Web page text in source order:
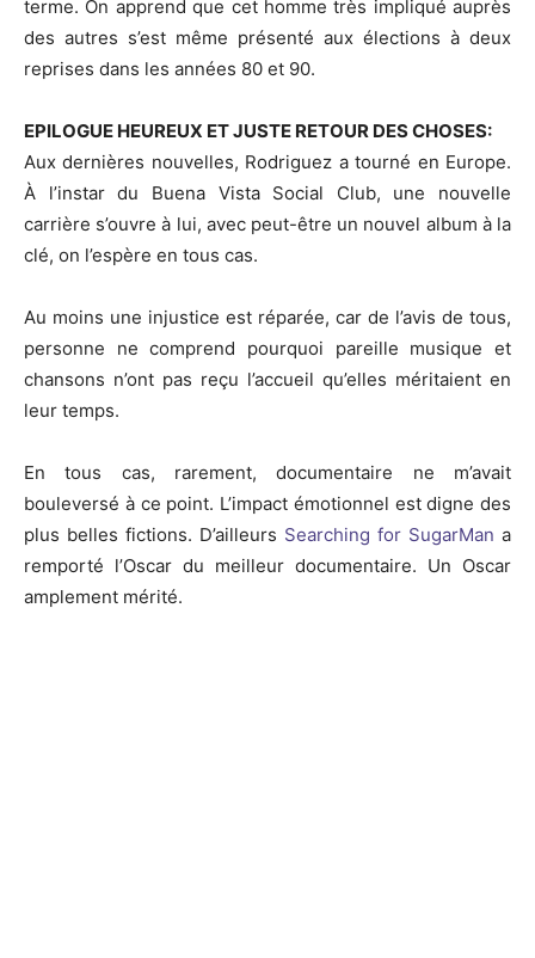
terme. On apprend que cet homme très impliqué auprès
des autres s’est même présenté aux élections à deux
reprises dans les années 80 et 90.
EPILOGUE HEUREUX ET JUSTE RETOUR DES CHOSES:
Aux dernières nouvelles, Rodriguez a tourné en Europe.
À l’instar du Buena Vista Social Club, une nouvelle
carrière s’ouvre à lui, avec peut-être un nouvel album à la
clé, on l’espère en tous cas.
Au moins une injustice est réparée, car de l’avis de tous,
personne ne comprend pourquoi pareille musique et
chansons n’ont pas reçu l’accueil qu’elles méritaient en
leur temps.
En tous cas, rarement, documentaire ne m’avait
bouleversé à ce point. L’impact émotionnel est digne des
plus belles fictions. D’ailleurs Searching for SugarMan a
remporté l’Oscar du meilleur documentaire. Un Oscar
amplement mérité.